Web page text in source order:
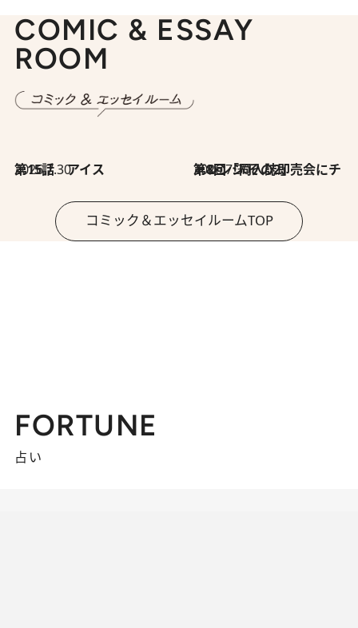
COMIC & ESSAY
ROOM
2026.7.30
第15話 アイス 2026.7.30
第8回「同人誌即売会にチャレンジ その2」
コミック＆エッセイルームTOP
FORTUNE
占い